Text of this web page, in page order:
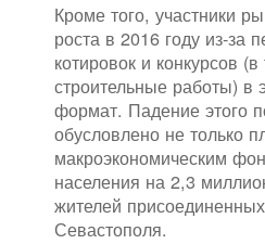
Кроме того, участники
роста в 2016 году из-за
котировок и конкурсов
строительные работы) в
формат. Падение этого
обусловлено не только
макроэкономическим
населения на 2,3
жителей
Севастополя.